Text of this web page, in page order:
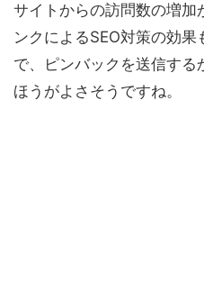
サイトからの訪問数の増加
ンクによるSEO対策の効
で、ピンバックを送信する
ほうがよさそうですね。